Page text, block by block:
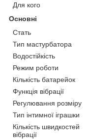
Для кого
Основні
Стать
Тип мастурбатора
Водостійкість
Режим роботи
Кількість батарейок
Функція вібрації
Регулювання розміру
Тип інтимної іграшки
Кількість швидкостей
вібрації